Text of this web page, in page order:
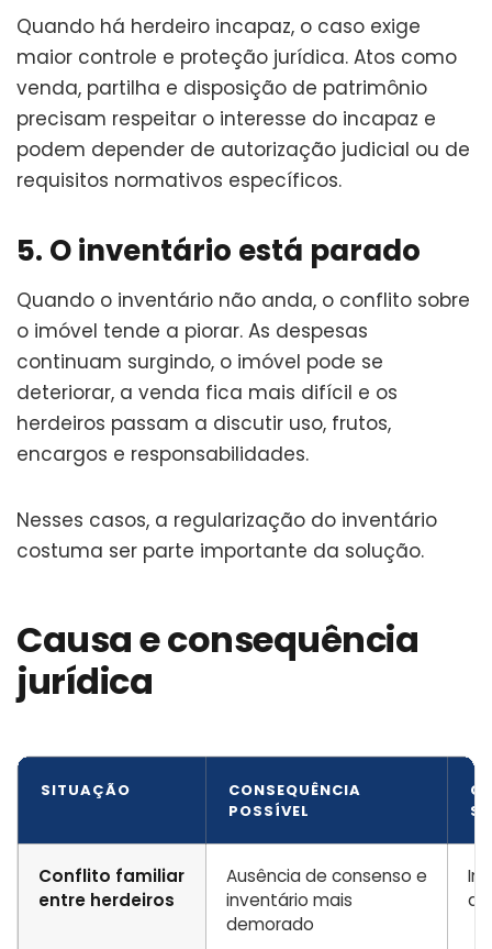
Quando há herdeiro incapaz, o caso exige
maior controle e proteção jurídica. Atos como
venda, partilha e disposição de patrimônio
precisam respeitar o interesse do incapaz e
podem depender de autorização judicial ou de
requisitos normativos específicos.
5. O inventário está parado
Quando o inventário não anda, o conflito sobre
o imóvel tende a piorar. As despesas
continuam surgindo, o imóvel pode se
deteriorar, a venda fica mais difícil e os
herdeiros passam a discutir uso, frutos,
encargos e responsabilidades.
Nesses casos, a regularização do inventário
costuma ser parte importante da solução.
Causa e consequência
jurídica
SITUAÇÃO
CONSEQUÊNCIA
POSSÍVEL
Conflito familiar
entre herdeiros
Ausência de consenso e
inventário mais
demorado